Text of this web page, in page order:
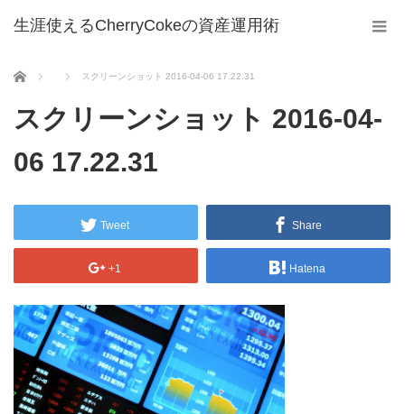
生涯使えるCherryCokeの資産運用術
ホーム スクリーンショット 2016-04-06 17.22.31
スクリーンショット 2016-04-
06 17.22.31
Tweet Share
+1 Hatena